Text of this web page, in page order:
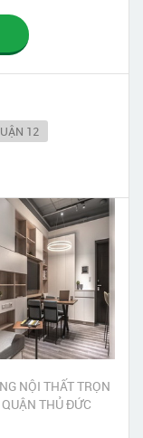
12
NỘI THẤT TRỌN
QUẬN THỦ ĐỨC